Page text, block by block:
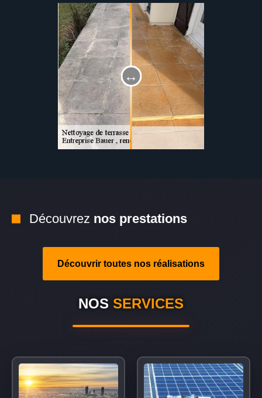
Découvrez nos prestations
Découvrir toutes nos réalisations
NOS SERVICES